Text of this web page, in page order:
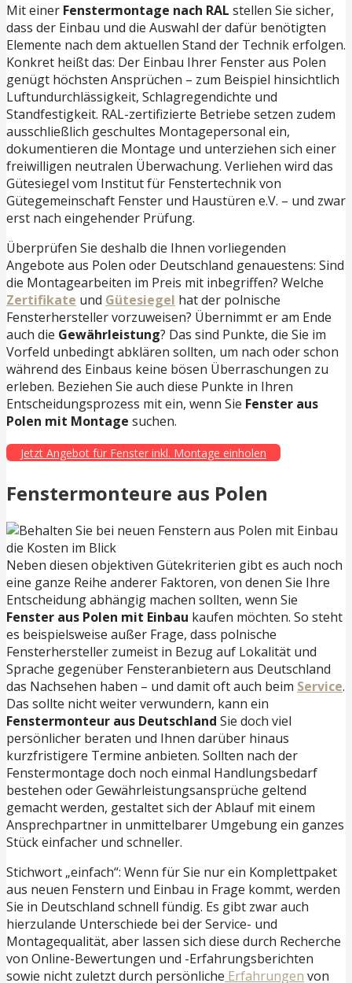
Mit einer Fenstermontage nach RAL stellen Sie sicher,
dass der Einbau und die Auswahl der dafür benötigten
Elemente nach dem aktuellen Stand der Technik erfolgen.
Konkret heißt das: Der Einbau Ihrer Fenster aus Polen
genügt höchsten Ansprüchen – zum Beispiel hinsichtlich
Luftundurchlässigkeit, Schlagregendichte und
Standfestigkeit. RAL-zertifizierte Betriebe setzen zudem
ausschließlich geschultes Montagepersonal ein,
dokumentieren die Montage und unterziehen sich einer
freiwilligen neutralen Überwachung. Verliehen wird das
Gütesiegel vom Institut für Fenstertechnik von
Gütegemeinschaft Fenster und Haustüren e.V. – und zwar
erst nach eingehender Prüfung.
Überprüfen Sie deshalb die Ihnen vorliegenden
Angebote aus Polen oder Deutschland genauestens: Sind
die Montagearbeiten im Preis mit inbegriffen? Welche
Zertifikate und Gütesiegel hat der polnische
Fensterhersteller vorzuweisen? Übernimmt er am Ende
auch die Gewährleistung? Das sind Punkte, die Sie im
Vorfeld unbedingt abklären sollten, um nach oder schon
während des Einbaus keine bösen Überraschungen zu
erleben. Beziehen Sie auch diese Punkte in Ihren
Entscheidungsprozess mit ein, wenn Sie Fenster aus
Polen mit Montage suchen.
Jetzt Angebot für Fenster inkl. Montage einholen
Fenstermonteure aus Polen
Neben diesen objektiven Gütekriterien gibt es auch noch
eine ganze Reihe anderer Faktoren, von denen Sie Ihre
Entscheidung abhängig machen sollten, wenn Sie
Fenster aus Polen mit Einbau kaufen möchten. So steht
es beispielsweise außer Frage, dass polnische
Fensterhersteller zumeist in Bezug auf Lokalität und
Sprache gegenüber Fensteranbietern aus Deutschland
das Nachsehen haben – und damit oft auch beim Service.
Das sollte nicht weiter verwundern, kann ein
Fenstermonteur aus Deutschland Sie doch viel
persönlicher beraten und Ihnen darüber hinaus
kurzfristigere Termine anbieten. Sollten nach der
Fenstermontage doch noch einmal Handlungsbedarf
bestehen oder Gewährleistungsansprüche geltend
gemacht werden, gestaltet sich der Ablauf mit einem
Ansprechpartner in unmittelbarer Umgebung ein ganzes
Stück einfacher und schneller.
Stichwort „einfach“: Wenn für Sie nur ein Komplettpaket
aus neuen Fenstern und Einbau in Frage kommt, werden
Sie in Deutschland schnell fündig. Es gibt zwar auch
hierzulande Unterschiede bei der Service- und
Montagequalität, aber lassen sich diese durch Recherche
von Online-Bewertungen und -Erfahrungsberichten
sowie nicht zuletzt durch persönliche Erfahrungen von